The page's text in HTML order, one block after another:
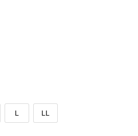
L LL